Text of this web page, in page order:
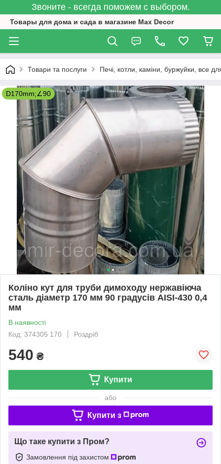
Звоните - всегда поможем с выбором.
Товары для дома и сада в магазине Max Decor
Товари та послуги Печі, котли, каміни, буржуйки, все
D170mm;∠90
Коліно кут для труби димоходу нержавіюча
сталь діаметр 170 мм 90 градусів AISI-430 0,4
мм
В наявності
Код: 374305 170
Роздріб
540 ₴
Купити
або
Купити з
Що таке купити з Пром?
Замовлення під захистом